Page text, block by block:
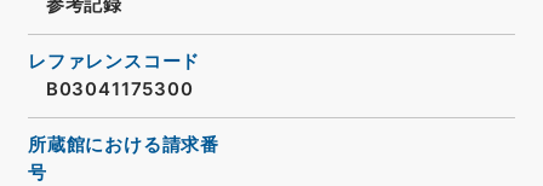
参考記録
レファレンスコード
B03041175300
所蔵館における請求番
号